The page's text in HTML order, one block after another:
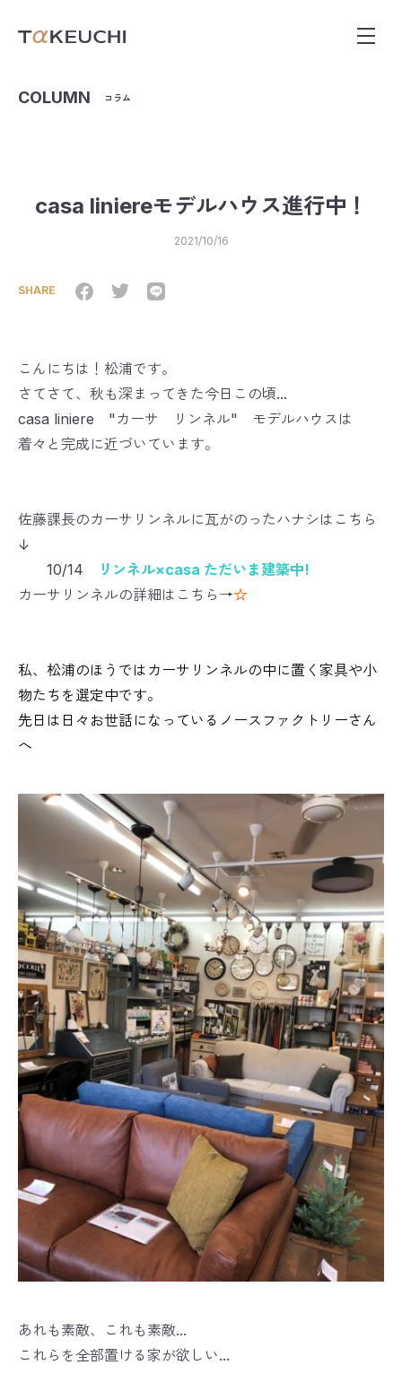
COLUMN コラム
casa liniereモデルハウス進行中！
2021/10/16
SHARE
こんにちは！松浦です。
さてさて、秋も深まってきた今日この頃...
casa liniere "カーサ リンネル" モデルハウスは
着々と完成に近づいています。
佐藤課長のカーサリンネルに瓦がのったハナシはこちら
↓
10/14
リンネル×casa ただいま建築中!
カーサリンネルの詳細はこちら→☆
私、松浦のほうではカーサリンネルの中に置く家具や小
物たちを選定中です。
先日は日々お世話になっているノースファクトリーさん
へ
あれも素敵、これも素敵...
これらを全部置ける家が欲しい...